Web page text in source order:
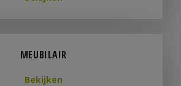
MEUBILAIR
Bekijken